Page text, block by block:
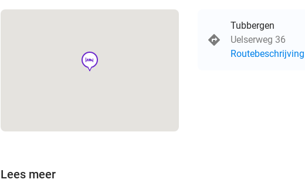
hotel
Tubbergen
Uelserweg 36
Routebeschrijving
Lees meer